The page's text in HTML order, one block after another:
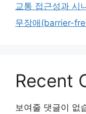
교통 접근성과 시
무장애(barrier-
Recent
보여줄 댓글이 없